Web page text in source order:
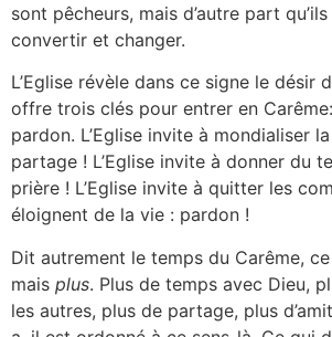
sont pêcheurs, mais d’autre part
convertir et changer.
L’Eglise révèle dans ce signe le désir
offre trois clés pour entrer en
pardon. L’Eglise invite à mondialiser
partage ! L’Eglise invite à donner du
prière ! L’Eglise invite à quitter les
éloignent de la vie : pardon !
Dit autrement le temps du Carême, ce
mais plus. Plus de temps avec Dieu,
les autres, plus de partage, plus